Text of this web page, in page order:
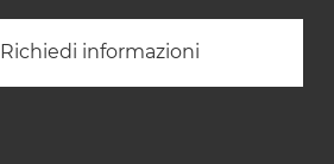
Richiedi informazioni